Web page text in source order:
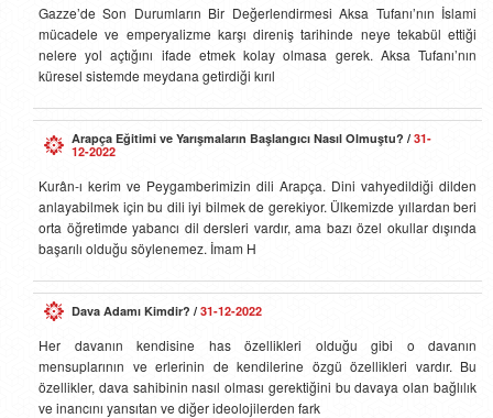
Gazze’de Son Durumların Bir Değerlendirmesi Aksa Tufanı’nın İslami
mücadele ve emperyalizme karşı direniş tarihinde neye tekabül ettiği
nelere yol açtığını ifade etmek kolay olmasa gerek. Aksa Tufanı’nın
küresel sistemde meydana getirdiği kırıl
Arapça Eğitimi ve Yarışmaların Başlangıcı Nasıl Olmuştu? / 31-
12-2022
Kurân-ı kerim ve Peygamberimizin dili Arapça. Dini vahyedildiği dilden
anlayabilmek için bu dili iyi bilmek de gerekiyor. Ülkemizde yıllardan beri
orta öğretimde yabancı dil dersleri vardır, ama bazı özel okullar dışında
başarılı olduğu söylenemez. İmam H
Dava Adamı Kimdir? / 31-12-2022
Her davanın kendisine has özellikleri olduğu gibi o davanın
mensuplarının ve erlerinin de kendilerine özgü özellikleri vardır. Bu
özellikler, dava sahibinin nasıl olması gerektiğini bu davaya olan bağlılık
ve inancını yansıtan ve diğer ideolojilerden fark